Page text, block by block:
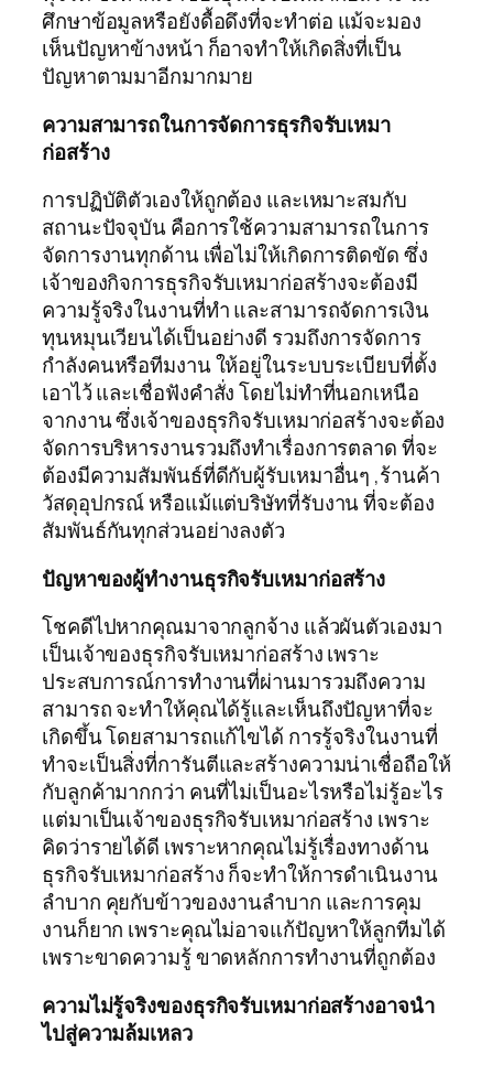
ศึกษาข้อมูลหรือยังดื้อดึงที่จะทำต่อ แม้จะมอง
เห็นปัญหาข้างหน้า ก็อาจทำให้เกิดสิ่งที่เป็น
ปัญหาตามมาอีกมากมาย
ความสามารถในการจัดการธุรกิจรับเหมา
ก่อสร้าง
การปฏิบัติตัวเองให้ถูกต้อง และเหมาะสมกับ
สถานะปัจจุบัน คือการใช้ความสามารถในการ
จัดการงานทุกด้าน เพื่อไม่ให้เกิดการติดขัด ซึ่ง
เจ้าของกิจการธุรกิจรับเหมาก่อสร้างจะต้องมี
ความรู้จริงในงานที่ทำ และสามารถจัดการเงิน
ทุนหมุนเวียนได้เป็นอย่างดี รวมถึงการจัดการ
กำลังคนหรือทีมงาน ให้อยู่ในระบบระเบียบที่ตั้ง
เอาไว้ และเชื่อฟังคำสั่ง โดยไม่ทำที่นอกเหนือ
จากงาน ซึ่งเจ้าของธุรกิจรับเหมาก่อสร้างจะต้อง
จัดการบริหารงานรวมถึงทำเรื่องการตลาด ที่จะ
ต้องมีความสัมพันธ์ที่ดีกับผู้รับเหมาอื่นๆ ,ร้านค้า
วัสดุอุปกรณ์ หรือแม้แต่บริษัทที่รับงาน ที่จะต้อง
สัมพันธ์กันทุกส่วนอย่างลงตัว
ปัญหาของผู้ทำงานธุรกิจรับเหมาก่อสร้าง
โชคดีไปหากคุณมาจากลูกจ้าง แล้วผันตัวเองมา
เป็นเจ้าของธุรกิจรับเหมาก่อสร้าง เพราะ
ประสบการณ์การทำงานที่ผ่านมารวมถึงความ
สามารถ จะทำให้คุณได้รู้และเห็นถึงปัญหาที่จะ
เกิดขึ้น โดยสามารถแก้ไขได้ การรู้จริงในงานที่
ทำจะเป็นสิ่งที่การันตีและสร้างความน่าเชื่อถือให้
กับลูกค้ามากกว่า คนที่ไม่เป็นอะไรหรือไม่รู้อะไร
แต่มาเป็นเจ้าของธุรกิจรับเหมาก่อสร้าง เพราะ
คิดว่ารายได้ดี เพราะหากคุณไม่รู้เรื่องทางด้าน
ธุรกิจรับเหมาก่อสร้าง ก็จะทำให้การดำเนินงาน
ลำบาก คุยกับข้าวของงานลำบาก และการคุม
งานก็ยาก เพราะคุณไม่อาจแก้ปัญหาให้ลูกทีมได้
เพราะขาดความรู้ ขาดหลักการทำงานที่ถูกต้อง
ความไม่รู้จริงของธุรกิจรับเหมาก่อสร้างอาจนำ
ไปสู่ความล้มเหลว